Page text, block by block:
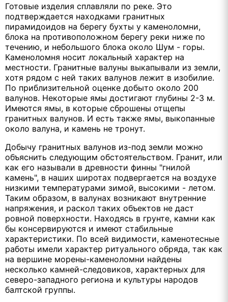
Готовые изделия сплавляли по реке. Это
подтверждается находками гранитных
пирамидоидов на берегу бухты у каменоломни,
блока на противоположном берегу реки ниже по
течению, и небольшого блока около Шум - горы.
Каменоломня носит локальный характер на
местности. Гранитные валуны выкапывали из земли,
хотя рядом с ней таких валунов лежит в изобилие.
По приблизительной оценке добыто около 200
валунов. Некоторые ямы достигают глубины 2-3 м.
Имеются ямы, в которые сброшены отщепы
гранитных валунов. И есть также ямы, выкопанные
около валуна, и камень не тронут.
Добычу гранитных валунов из-под земли можно
объяснить следующим обстоятельством. Гранит, или
как его называли в древности финны "гнилой
камень", в наших широтах подвергается на воздухе
низкими температурами зимой, высокими - летом.
Таким образом, в валунах возникают внутренние
напряжения, и раскол таких объектов не даст
ровной поверхности. Находясь в грунте, камни как
бы консервируются и имеют стабильные
характеристики. По всей видимости, каменотесные
работы имели характер ритуального обряда, так как
на вершине морены-каменоломни найдены
несколько камней-следовиков, характерных для
северо-западного региона и культуры народов
балтской группы.